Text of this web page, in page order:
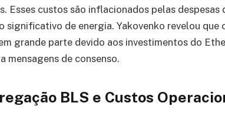
Esses custos são inflacionados pelas despesas
significativo de energia. Yakovenko revelou que
grande parte devido aos investimentos do
mensagens de consenso.
BLS e Custos